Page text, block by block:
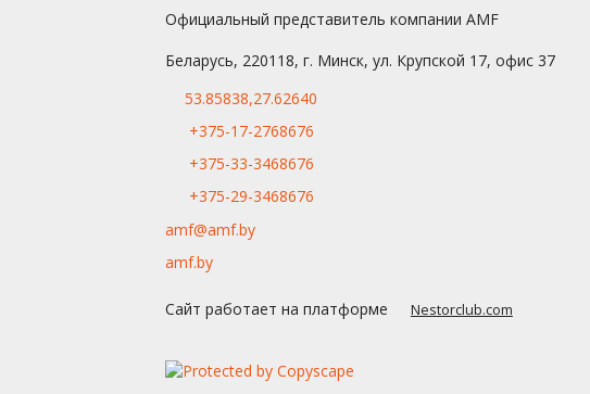
Официальный представитель компании AMF
Беларусь, 220118, г. Минск, ул. Крупской 17, офис 37
53.85838,27.62640
+375-17-2768676
+375-33-3468676
+375-29-3468676
amf@amf.by
amf.by
Сайт работает на платформе Nestorclub.com